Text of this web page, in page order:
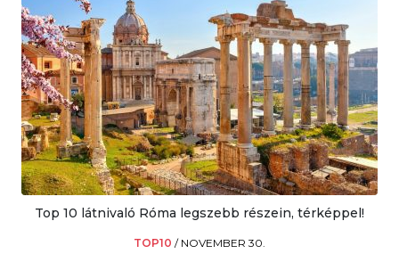
Top 10 látnivaló Róma legszebb részein, térképpel!
TOP10 / NOVEMBER 30.